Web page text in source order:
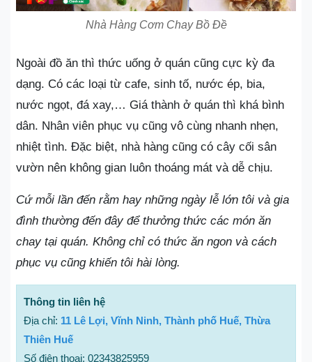
Nhà Hàng Cơm Chay Bồ Đề
Ngoài đồ ăn thì thức uống ở quán cũng cực kỳ đa
dạng. Có các loại từ cafe, sinh tố, nước ép, bia,
nước ngọt, đá xay,… Giá thành ở quán thì khá bình
dân. Nhân viên phục vụ cũng vô cùng nhanh nhẹn,
nhiệt tình. Đặc biệt, nhà hàng cũng có cây cối sân
vườn nên không gian luôn thoáng mát và dễ chịu.
Cứ mỗi lần đến rằm hay những ngày lễ lớn tôi và gia
đình thường đến đây để thưởng thức các món ăn
chay tại quán. Không chỉ có thức ăn ngon và cách
phục vụ cũng khiến tôi hài lòng.
Thông tin liên hệ
Địa chỉ: 11 Lê Lợi, Vĩnh Ninh, Thành phố Huế, Thừa
Thiên Huế
Số điện thoại: 02343825959